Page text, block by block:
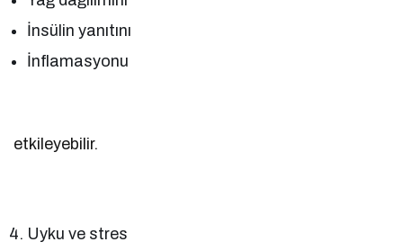
İnsülin yanıtını
İnflamasyonu
etkileyebilir.
Uyku ve stres